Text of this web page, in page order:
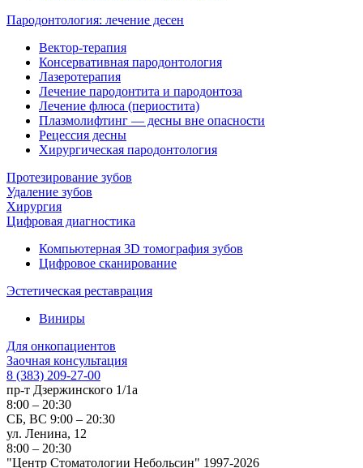
Пародонтология: лечение десен
Вектор-терапия
Консервативная пародонтология
Лазеротерапия
Лечение пародонтита и пародонтоза
Лечение флюса (периостита)
Плазмолифтинг — десны вне опасности
Рецессия десны
Хирургическая пародонтология
Протезирование зубов
Удаление зубов
Хирургия
Цифровая диагностика
Компьютерная 3D томография зубов
Цифровое сканирование
Эстетическая реставрация
Виниры
Для онкопациентов
Заочная консультация
8 (383) 209-27-00
пр-т Дзержинского 1/1а
8:00 – 20:30
СБ, ВС 9:00 – 20:30
ул. Ленина, 12
8:00 – 20:30
"Центр Стоматологии Небольсин" 1997-2026